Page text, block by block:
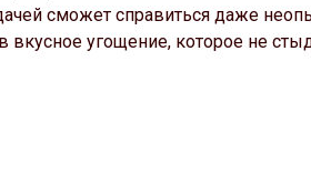
сможет справиться даже
вкусное угощение, которое не